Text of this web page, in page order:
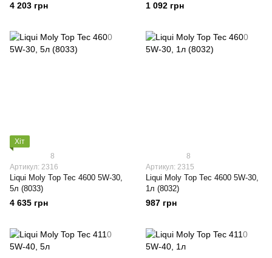
4 203 грн 1 092 грн
Хіт
8
Артикул: 2316
Liqui Moly Top Tec 4600 5W-30,
5л (8033)
4 635 грн
8
Артикул: 2315
Liqui Moly Top Tec 4600 5W-30,
1л (8032)
987 грн